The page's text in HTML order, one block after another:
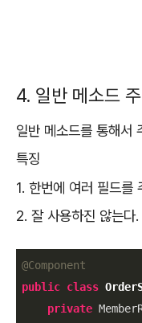
4. 일반 메소드
일반 메소드를 통해서
특징
1. 한번에 여러 필드를
2. 잘 사용하진 않는다.
@Component
public class
private